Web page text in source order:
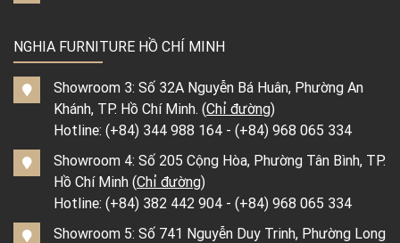
NGHIA FURNITURE HỒ CHÍ MINH
Showroom 3: Số 32A Nguyễn Bá Huân, Phường An
Khánh, TP. Hồ Chí Minh. (Chỉ đường)
Hotline: (+84) 344 988 164 - (+84) 968 065 334
Showroom 4: Số 205 Cộng Hòa, Phường Tân Bình, TP.
Hồ Chí Minh (Chỉ đường)
Hotline: (+84) 382 442 904 - (+84) 968 065 334
Showroom 5: Số 741 Nguyễn Duy Trinh, Phường Long